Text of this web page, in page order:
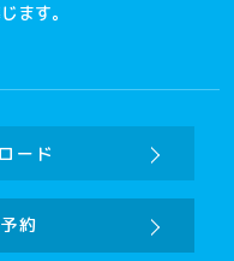
ます。
ード
約